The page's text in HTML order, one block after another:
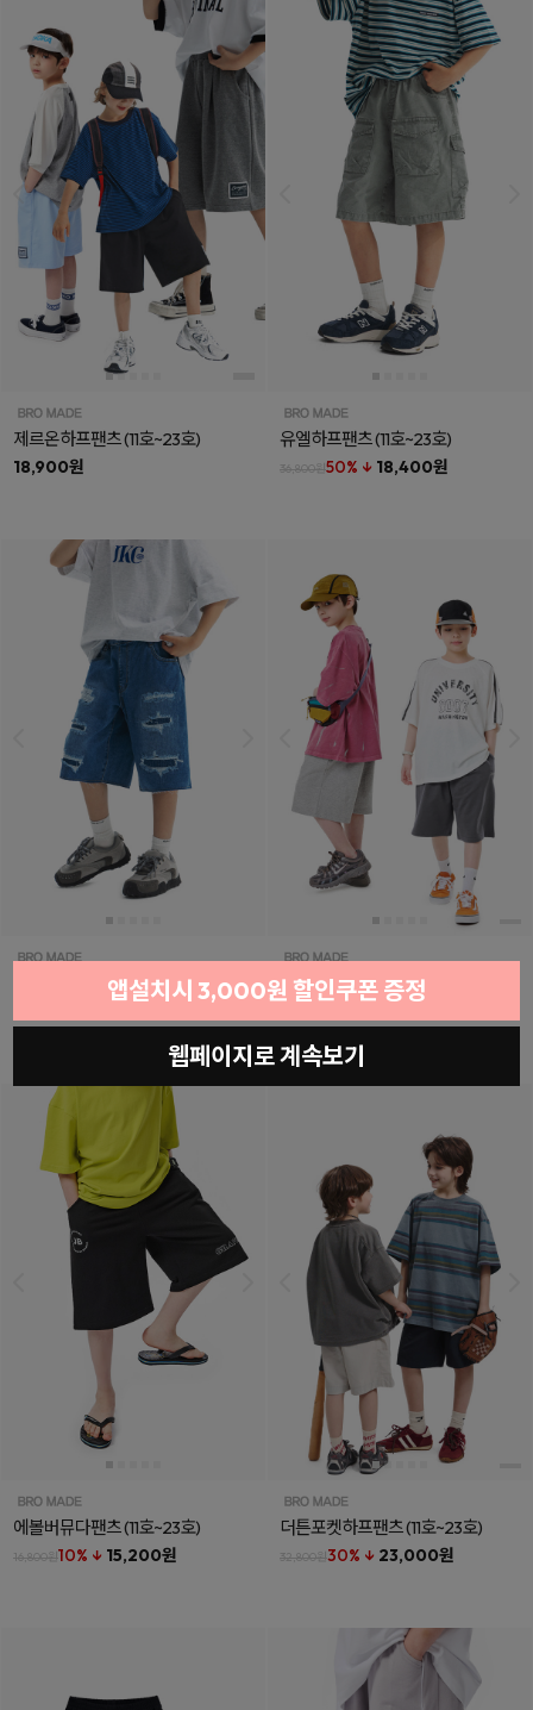
제르온하프팬츠(11호~23호)
18,900원
유엘하프팬츠(11호~23호)
36,800원50% ↓ 18,400원
바이트데님하프팬츠(11호~23호) 페키하프팬츠(11호~23호)
에볼버뮤다팬츠(11호~23호)
16,800원10% ↓ 15,200원
더튼포켓하프팬츠(11호~23호)
32,800원30% ↓ 23,000원
앱설치시 3,000원 할인쿠폰 증정
웹페이지로 계속보기